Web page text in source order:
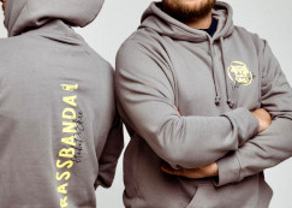
Artikel hinzugefügt
Dein Warenkorb ist für